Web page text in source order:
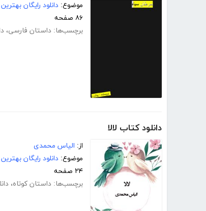
موضوع: دانلود رایگان
۸۶ صفحه
برچسب‌ها: داستان فارسی،
دانلود کتاب لالا
از: الیاس محمدی
موضوع: دانلود رایگان
۲۴ صفحه
برچسب‌ها: داستان کوتاه،